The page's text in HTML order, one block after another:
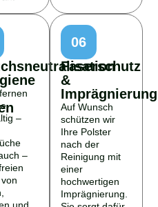
–
–
und
06
Faserschutz
&
Imprägnierung
Auf Wunsch
schützen wir
Ihre Polster
nach der
Reinigung mit
einer
hochwertigen
Imprägnierung.
Sie sorgt dafür,